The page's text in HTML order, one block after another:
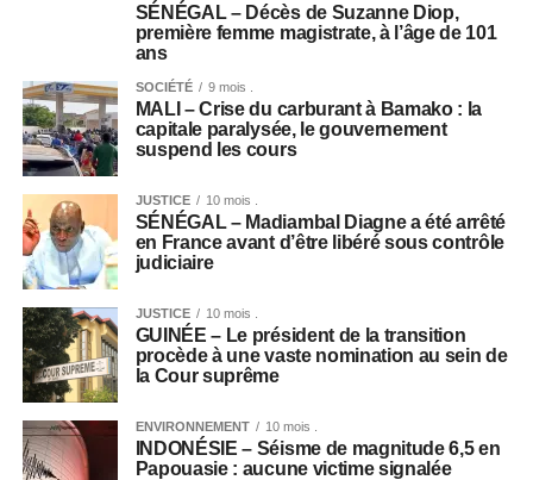
SÉNÉGAL – Décès de Suzanne Diop,
première femme magistrate, à l’âge de 101
ans
SOCIÉTÉ 9 mois .
MALI – Crise du carburant à Bamako : la
capitale paralysée, le gouvernement
suspend les cours
JUSTICE 10 mois .
SÉNÉGAL – Madiambal Diagne a été arrêté
en France avant d’être libéré sous contrôle
judiciaire
JUSTICE 10 mois .
GUINÉE – Le président de la transition
procède à une vaste nomination au sein de
la Cour suprême
ENVIRONNEMENT 10 mois .
INDONÉSIE – Séisme de magnitude 6,5 en
Papouasie : aucune victime signalée